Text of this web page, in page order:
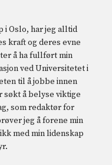
i Oslo, har jeg alltid
kraft og deres evne
å ha fullført min
ved Universitetet i
til å jobbe innen
søkt å belyse viktige
som redaktør for
jeg å forene min
med min lidenskap